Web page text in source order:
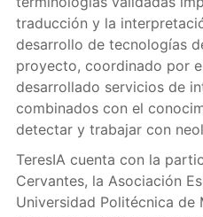
traducción y la
desarrollo de tecnologías
proyecto, coordinado por
desarrollado servicios de
combinados con el
detectar y trabajar con
TeresIA cuenta con la
Cervantes, la Asociación
Universidad Politécnica de